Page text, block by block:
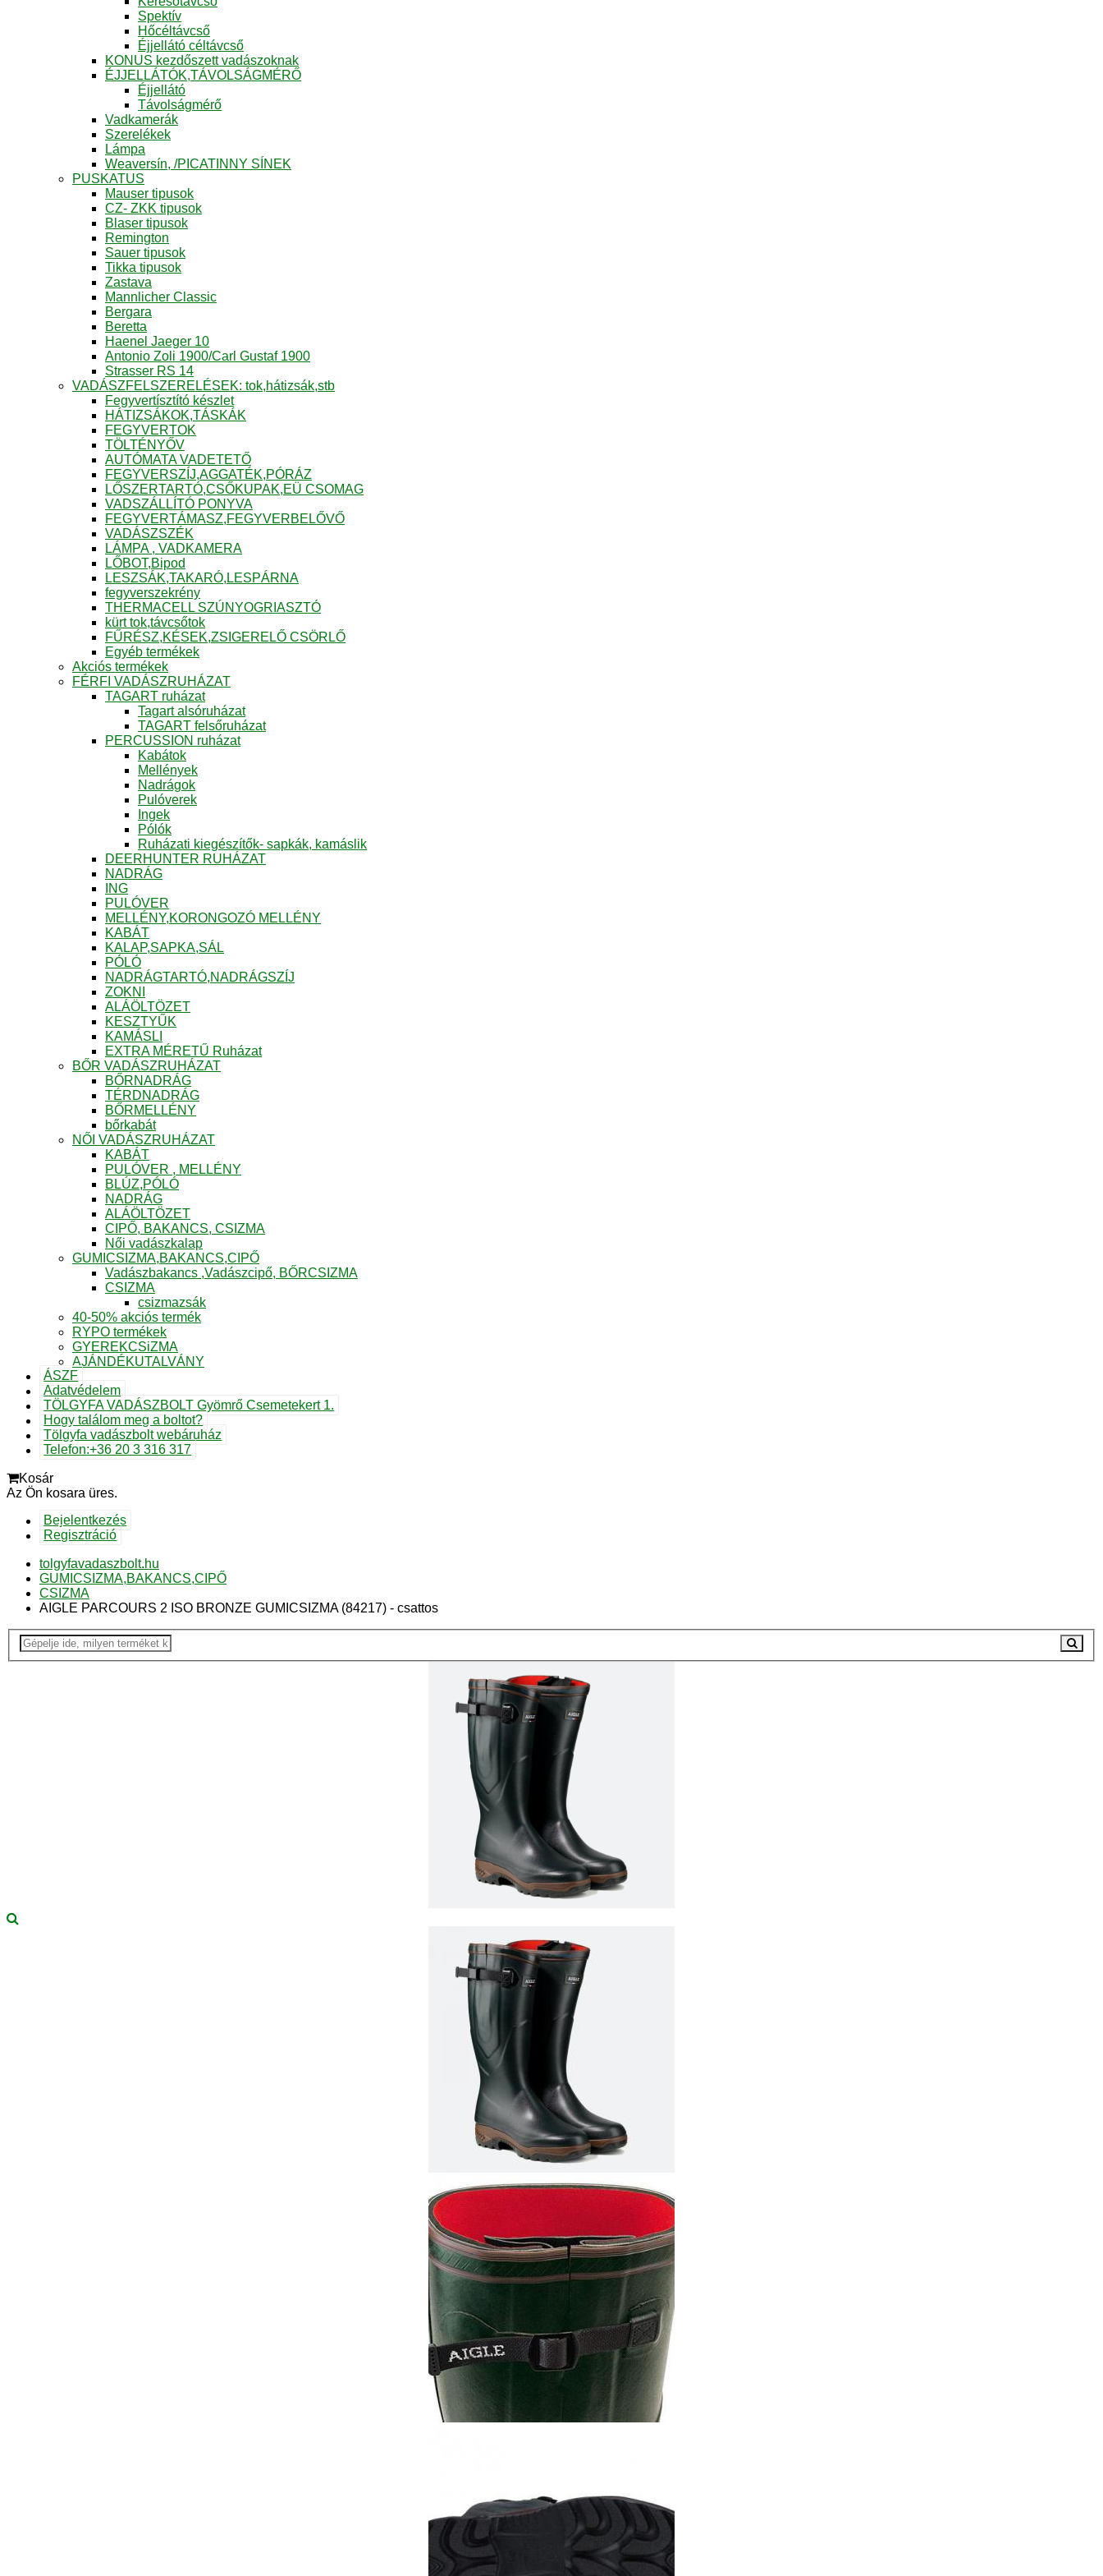
Spektív
Hőcéltávcső
Éjjellátó céltávcső
KONUS kezdőszett vadászoknak
ÉJJELLÁTÓK,TÁVOLSÁGMÉRŐ
Éjjellátó
Távolságmérő
Vadkamerák
Szerelékek
Lámpa
Weaversín, /PICATINNY SÍNEK
PUSKATUS
Mauser tipusok
CZ- ZKK tipusok
Blaser tipusok
Remington
Sauer tipusok
Tikka tipusok
Zastava
Mannlicher Classic
Bergara
Beretta
Haenel Jaeger 10
Antonio Zoli 1900/Carl Gustaf 1900
Strasser RS 14
VADÁSZFELSZERELÉSEK: tok,hátizsák,stb
Fegyvertísztító készlet
HÁTIZSÁKOK,TÁSKÁK
FEGYVERTOK
TÖLTÉNYŐV
AUTÓMATA VADETETŐ
FEGYVERSZÍJ,AGGATÉK,PÓRÁZ
LŐSZERTARTÓ,CSŐKUPAK,EÜ CSOMAG
VADSZÁLLÍTÓ PONYVA
FEGYVERTÁMASZ,FEGYVERBELŐVŐ
VADÁSZSZÉK
LÁMPA , VADKAMERA
LŐBOT,Bipod
LESZSÁK,TAKARÓ,LESPÁRNA
fegyverszekrény
THERMACELL SZÚNYOGRIASZTÓ
kürt tok,távcsőtok
FŰRÉSZ,KÉSEK,ZSIGERELŐ CSÖRLŐ
Egyéb termékek
Akciós termékek
FÉRFI VADÁSZRUHÁZAT
TAGART ruházat
Tagart alsóruházat
TAGART felsőruházat
PERCUSSION ruházat
Kabátok
Mellények
Nadrágok
Pulóverek
Ingek
Pólók
Ruházati kiegészítők- sapkák, kamáslik
DEERHUNTER RUHÁZAT
NADRÁG
ING
PULÓVER
MELLÉNY,KORONGOZÓ MELLÉNY
KABÁT
KALAP,SAPKA,SÁL
PÓLÓ
NADRÁGTARTÓ,NADRÁGSZÍJ
ZOKNI
ALÁÖLTÖZET
KESZTYŰK
KAMÁSLI
EXTRA MÉRETŰ Ruházat
BŐR VADÁSZRUHÁZAT
BŐRNADRÁG
TÉRDNADRÁG
BŐRMELLÉNY
bőrkabát
NŐI VADÁSZRUHÁZAT
KABÁT
PULÓVER , MELLÉNY
BLÚZ,PÓLÓ
NADRÁG
ALÁÖLTÖZET
CIPŐ, BAKANCS, CSIZMA
Női vadászkalap
GUMICSIZMA,BAKANCS,CIPŐ
Vadászbakancs ,Vadászcipő, BŐRCSIZMA
CSIZMA
csizmazsák
40-50% akciós termék
RYPO termékek
GYEREKCSiZMA
AJÁNDÉKUTALVÁNY
ÁSZF
Adatvédelem
TÖLGYFA VADÁSZBOLT Gyömrő Csemetekert 1.
Hogy találom meg a boltot?
Tölgyfa vadászbolt webáruház
Telefon:+36 20 3 316 317
Kosár
Az Ön kosara üres.
Bejelentkezés
Regisztráció
tolgyfavadaszbolt.hu
GUMICSIZMA,BAKANCS,CIPŐ
CSIZMA
AIGLE PARCOURS 2 ISO BRONZE GUMICSIZMA (84217) - csattos